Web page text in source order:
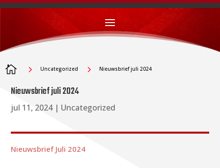
 5 Uncategorized 5 Nieuwsbrief juli 2024
Nieuwsbrief juli 2024
jul 11, 2024| Uncategorized
Nieuwsbrief Juli 2024